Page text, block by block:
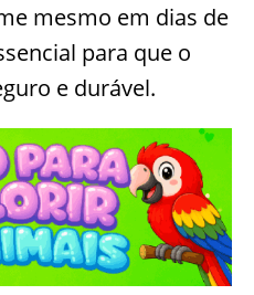
mesmo em dias de
para que o
e durável.